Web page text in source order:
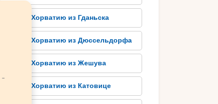
Туры в Хорватию из Гданьска
Туры в Хорватию из Дюссельдорфа
Туры в Хорватию из Жешува
Туры в Хорватию из Катовице